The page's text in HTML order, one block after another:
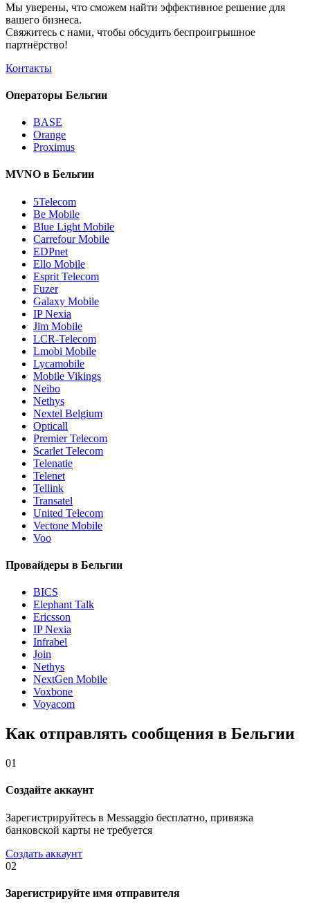
Мы уверены, что сможем найти эффективное решение для
вашего бизнеса.
Свяжитесь с нами, чтобы обсудить беспроигрышное
партнёрство!
Контакты
Операторы Бельгии
BASE
Orange
Proximus
MVNO в Бельгии
5Telecom
Be Mobile
Blue Light Mobile
Carrefour Mobile
EDPnet
Ello Mobile
Esprit Telecom
Fuzer
Galaxy Mobile
IP Nexia
Jim Mobile
LCR-Telecom
Lmobi Mobile
Lycamobile
Mobile Vikings
Neibo
Nethys
Nextel Belgium
Opticall
Premier Telecom
Scarlet Telecom
Telenatie
Telenet
Tellink
Transatel
United Telecom
Vectone Mobile
Voo
Провайдеры в Бельгии
BICS
Elephant Talk
Ericsson
IP Nexia
Infrabel
Join
Nethys
NextGen Mobile
Voxbone
Voyacom
Как отправлять сообщения в Бельгии
01
Создайте аккаунт
Зарегистрируйтесь в Messaggio бесплатно, привязка
банковской карты не требуется
Создать аккаунт
02
Зарегистрируйте имя отправителя